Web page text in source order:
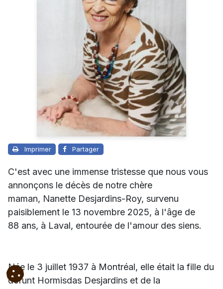
Imprimer Partager
C'est avec une immense tristesse que nous vous
annonçons le décès de notre chère
maman, Nanette Desjardins-Roy, survenu
paisiblement le 13 novembre 2025, à l'âge de
88 ans, à Laval, entourée de l'amour des siens.
Née le 3 juillet 1937 à Montréal, elle était la fille du
défunt Hormisdas Desjardins et de la